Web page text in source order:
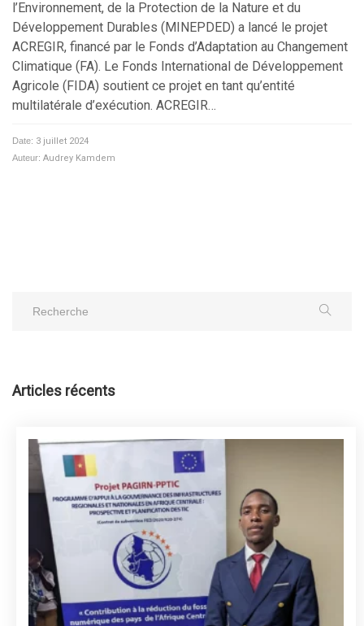
l’Environnement, de la Protection de la Nature et du
Développement Durables (MINEPDED) a lancé le projet
ACREGIR, financé par le Fonds d’Adaptation au Changement
Climatique (FA). Le Fonds International de Développement
Agricole (FIDA) soutient ce projet en tant qu’entité
multilatérale d’exécution. ACREGIR…
Date: 3 juillet 2024
Auteur: Audrey Kamdem
Articles récents